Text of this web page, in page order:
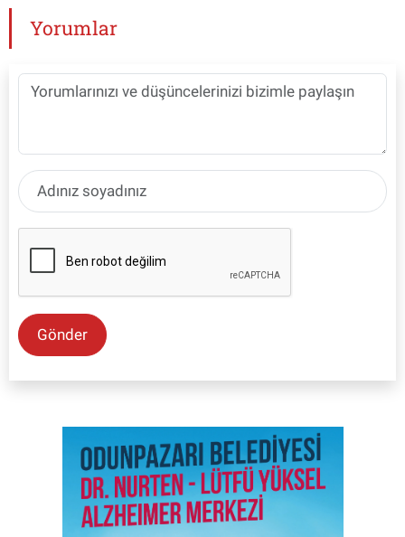
Yorumlar
Gönder